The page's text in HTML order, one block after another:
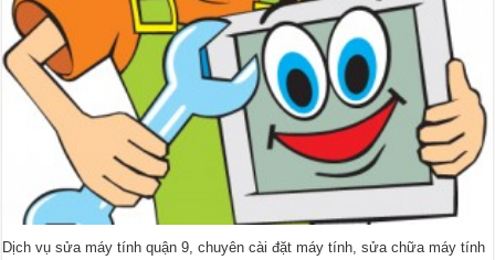
Dịch vụ sửa máy tính quận 9, chuyên cài đặt máy tính, sửa chữa máy tính